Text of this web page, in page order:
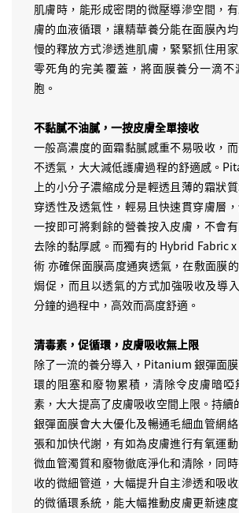
肌膚時，能形成密閉的微壓導滲空間，
膚的血液循環，讓精華養分能在面膜內
慢的釋放方式滲透進肌膚，緊緊抓住用
零死角的完美覆蓋，將面膜養分一滴不
胞。
不黏膩不油膩，一按皮膚全單接收
一般高濃度的面霜黏膩感重不易吸收，
不透氣，大大減低護膚過程的舒適感。
上的小分子濃縮成分是輕透且薄的霜狀
穿透性及透氣性，輕易且快速貫穿膚層
一按即可將剩餘的營養按入皮膚，不會
去除的黏厚感。而獨有的 Hybrid Fabric
術 亦確保面膜高度通爽透氣，在敷面膜
焗促，而且以透氣的方式加強吸收及導
分鐘的過程中，高效而高度舒適。
清毒素，促循環，皮膚吸收無上限
除了一流的養分導入，Pitanium 銀彈面
環的阻塞和廢物累積，清除令皮膚暗
素，大大提高了皮膚吸收空間上限。持
銀彈面膜會大大優化及暢通毛細血管網
張和加快代謝，有如為皮膚進行有氧運
微血管濁質和廢物徹底淨化和清除，同
收的微細管道，大幅提升自主滲透和吸
的微循環系統，能大幅推動皮膚更新速